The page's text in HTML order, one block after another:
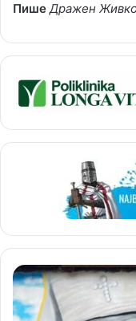
Пише Дражен